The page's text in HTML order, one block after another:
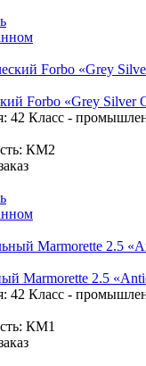
Forbo «Grey Silver
42 Класс -
КМ2
Marmorette 2.5
42 Класс -
КМ1